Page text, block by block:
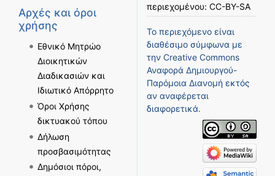
Αρχές και όροι
χρήσης
Εθνικό Μητρώο
Διοικητικών
Διαδικασιών και
Ιδιωτικό Απόρρητο
Όροι Χρήσης
δικτυακού τόπου
Δήλωση
προσβασιμότητας
Δημόσιοι πόροι,
περιεχομένου: CC-BY-SA
Το περιεχόμενο είναι
διαθέσιμο σύμφωνα με
την Creative Commons
Αναφορά Δημιουργού-
Παρόμοια Διανομή εκτός
αν αναφέρεται
διαφορετικά.